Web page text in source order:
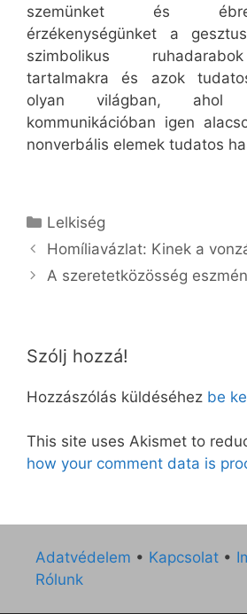
szemünket és
érzékenységünket a
szimbolikus
tartalmakra és azok
olyan világban, ahol
kommunikációban igen
nonverbális elemek tudatos
Kategória
Lelkiség
Homíliavázlat: Kinek a
A szeretetközösség
Szólj hozzá!
Hozzászólás küldéséhez be
This site uses Akismet to
how your comment data is
Adatvédelem • Kapcsolat •
Rólunk